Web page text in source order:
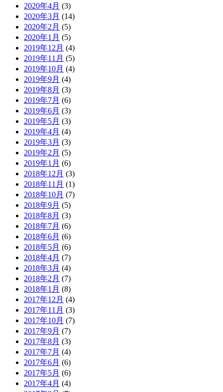
2020年4月 (3)
2020年3月 (14)
2020年2月 (5)
2020年1月 (5)
2019年12月 (4)
2019年11月 (5)
2019年10月 (4)
2019年9月 (4)
2019年8月 (3)
2019年7月 (6)
2019年6月 (3)
2019年5月 (3)
2019年4月 (4)
2019年3月 (3)
2019年2月 (5)
2019年1月 (6)
2018年12月 (3)
2018年11月 (1)
2018年10月 (7)
2018年9月 (5)
2018年8月 (3)
2018年7月 (6)
2018年6月 (6)
2018年5月 (6)
2018年4月 (7)
2018年3月 (4)
2018年2月 (7)
2018年1月 (8)
2017年12月 (4)
2017年11月 (3)
2017年10月 (7)
2017年9月 (7)
2017年8月 (3)
2017年7月 (4)
2017年6月 (6)
2017年5月 (6)
2017年4月 (4)